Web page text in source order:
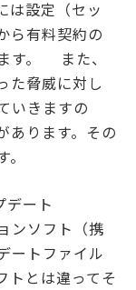
は設定（セッ
ら有料契約の
す。 また、
た脅威に対し
いきますの
あります。その
ート
ンソフト（携
ートファイル
トとは違ってそ